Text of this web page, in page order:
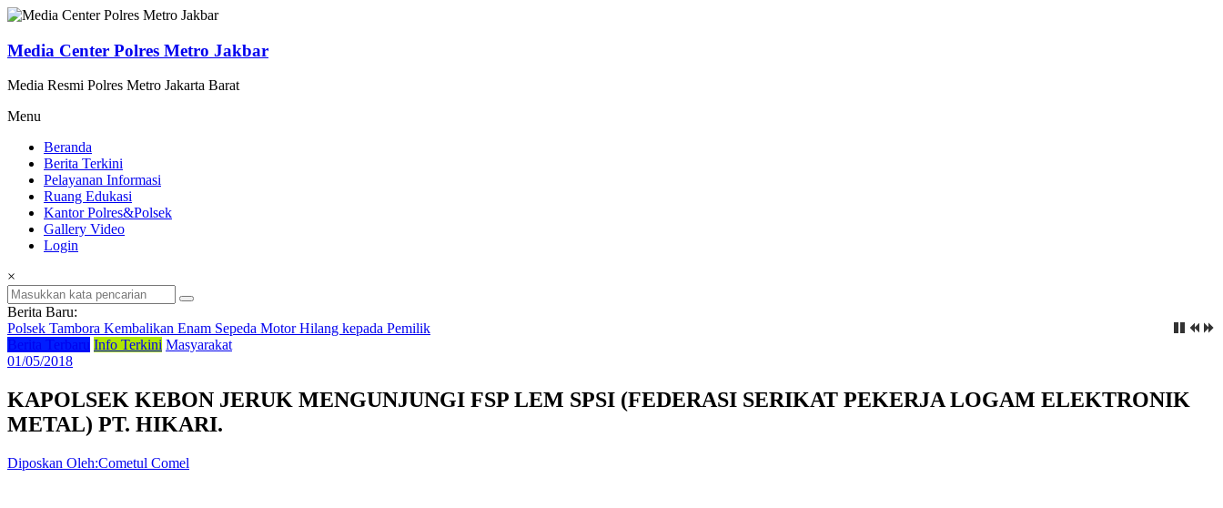
Lompat
konten
Media Center Polres Metro Jakbar
Media Resmi Polres Metro Jakarta Barat
Menu
Beranda
Berita Terkini
Pelayanan Informasi
Ruang Edukasi
Kantor Polres&Polsek
Gallery Video
Login
×
Berita Baru:
Polsek Tambora Kembalikan Enam Sepeda Motor Hilang kepada Pemilik
Berita Terbaru Info Terkini Masyarakat
01/05/2018
KAPOLSEK KEBON JERUK MENGUNJUNGI FSP LEM SPSI (FEDERASI SERIKAT PEKERJA LOGAM ELEKTRONIK
METAL) PT. HIKARI.
Diposkan Oleh:Cometul Comel